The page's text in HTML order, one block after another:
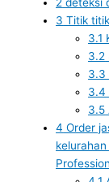
2 deteksi
3 Titik
3.1
3.2
3.3
3.4
3.5
4 Order